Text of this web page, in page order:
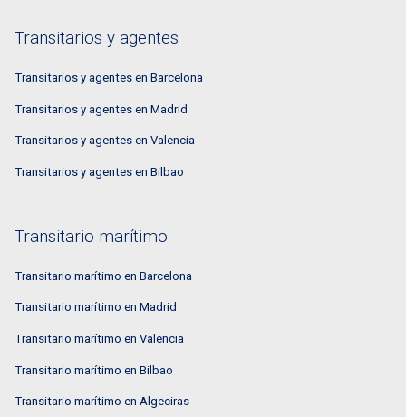
Transitarios y agentes
Transitarios y agentes en Barcelona
Transitarios y agentes en Madrid
Transitarios y agentes en Valencia
Transitarios y agentes en Bilbao
Transitario marítimo
Transitario marítimo en Barcelona
Transitario marítimo en Madrid
Transitario marítimo en Valencia
Transitario marítimo en Bilbao
Transitario marítimo en Algeciras